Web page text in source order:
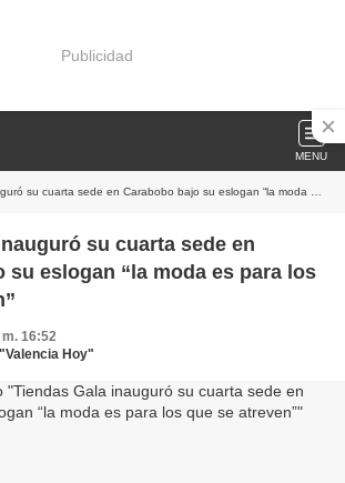
Publicidad
MENU
sede en Carabobo bajo su eslogan “la moda es para los que se atreven”
su cuarta sede en
su eslogan “la moda es para los
m. 16:52
Hoy"